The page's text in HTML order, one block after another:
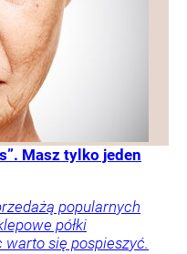
Masz tylko jeden
popularnych
półki
się pospieszyć.